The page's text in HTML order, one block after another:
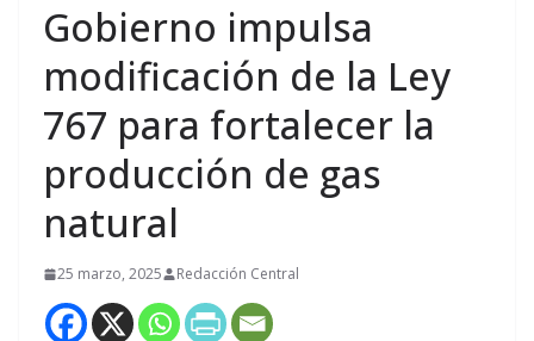
Gobierno impulsa
modificación de la Ley
767 para fortalecer la
producción de gas
natural
25 marzo, 2025 Redacción Central